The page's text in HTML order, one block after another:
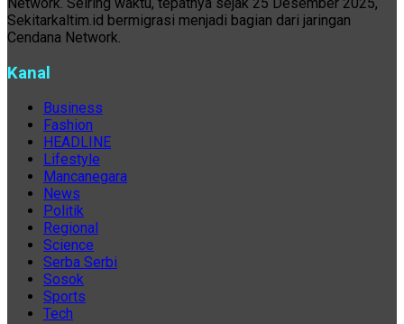
Sekitarkaltim.id bermigrasi menjadi bagian dari jaringan
Cendana Network.
Kanal
Business
Fashion
HEADLINE
Lifestyle
Mancanegara
News
Politik
Regional
Science
Serba Serbi
Sosok
Sports
Tech